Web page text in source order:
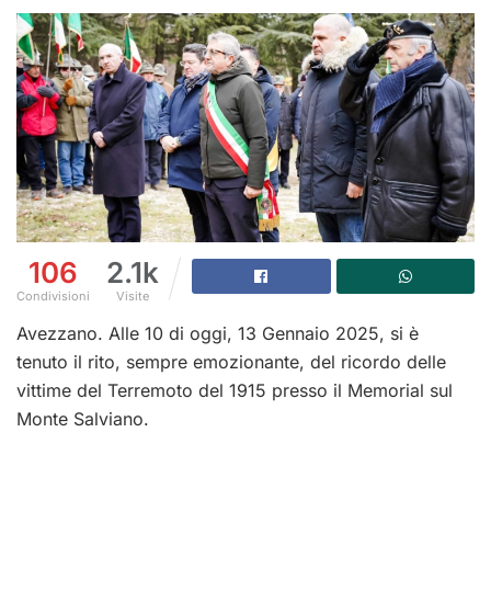
106
Condivisioni
2.1k
Visite
Avezzano. Alle 10 di oggi, 13 Gennaio 2025, si è
tenuto il rito, sempre emozionante, del ricordo delle
vittime del Terremoto del 1915 presso il Memorial sul
Monte Salviano.